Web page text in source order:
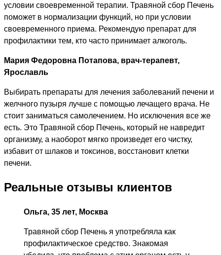
условии своевременной терапии. Травяной сбор Печень
поможет в нормализации функций, но при условии
своевременного приема. Рекомендую препарат для
профилактики тем, кто часто принимает алкоголь.
Мария Федоровна Потапова, врач-терапевт,
Ярославль
Выбирать препараты для лечения заболеваний печени и
желчного пузыря лучше с помощью лечащего врача. Не
стоит заниматься самолечением. Но исключения все же
есть. Это Травяной сбор Печень, который не навредит
организму, а наоборот мягко произведет его чистку,
избавит от шлаков и токсинов, восстановит клетки
печени.
Реальные отзывы клиентов
Ольга, 35 лет, Москва
Травяной сбор Печень я употребляла как
профилактическое средство. Знакомая